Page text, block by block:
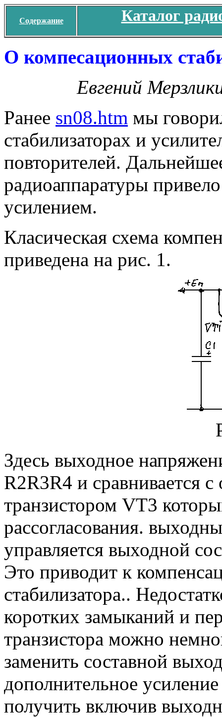
Содержание Каталог
О компесационных
Евгений
Ранее sn08.htm мы
стабилизаторах и
повторителей.
радиоаппаратуры
усилением.
Класическая схема
приведена на рис. 1.
Здесь выходное
R2R3R4 и сравнивается
транзистором VT3
рассогласования.
управляется выходной
Это приводит к
стабилизатора..
коротких замыканий и
транзистора можно
заменить составной
дополнительное
получить включив